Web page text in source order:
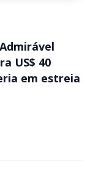
Estou
US$ 40
em estreia